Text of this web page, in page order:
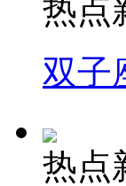
热点
双子
热点